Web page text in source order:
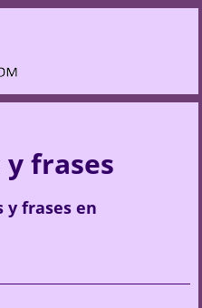
frases
y frases en